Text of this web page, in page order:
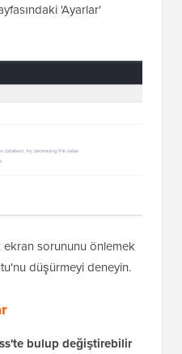
'Ayarlar'
ekran sorununu önlemek
düşürmeyi deneyin.
bulup değiştirebilir